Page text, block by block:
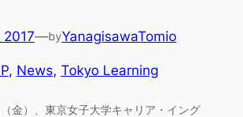
2017—byYanagisawaTomio
, News, Tokyo Learning
金）、東京女子大学キャリア・イング